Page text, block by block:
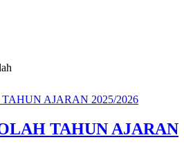
TAHUN AJARAN